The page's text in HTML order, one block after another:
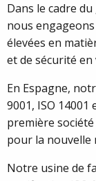
Dans le cadre
nous
élevées en
et de sécurité
En Espagne,
9001, ISO 14001
première
pour la nouvelle
Notre usine de